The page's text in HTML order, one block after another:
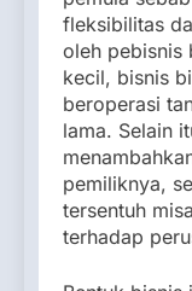
fleksibilitas
oleh pebisnis
kecil, bisnis
beroperasi
lama. Selain
pemiliknya,
tersentuh
terhadap